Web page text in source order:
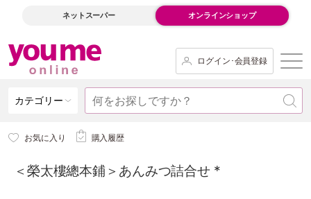
ネットスーパー オンラインショップ
ログイン･会員登録
カテゴリー
お気に入り 購入履歴
＜榮太樓總本鋪＞あんみつ詰合せ *